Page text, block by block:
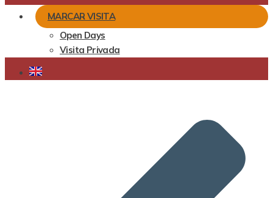
MARCAR VISITA
Open Days
Visita Privada